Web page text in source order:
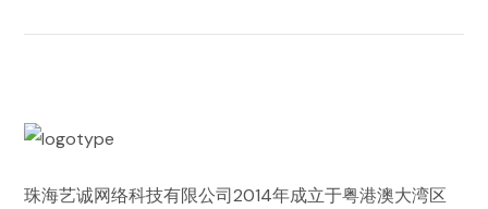
珠海艺诚网络科技有限公司2014年成立于粤港澳大湾区